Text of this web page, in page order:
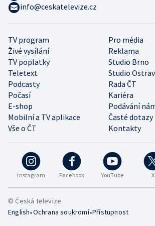
Instagram Facebook YouTube X
TV program
Pro média
Živé vysílání
Reklama
TV poplatky
Studio Brno
Teletext
Studio
Podcasty
Rada ČT
Počasí
Kariéra
E-shop
Podávání
Mobilní a TV aplikace
Časté dotazy
Vše o ČT
Kontakty
info@ceskatelevize.cz
© Česká televize
English•Ochrana soukromí•Přístupnost